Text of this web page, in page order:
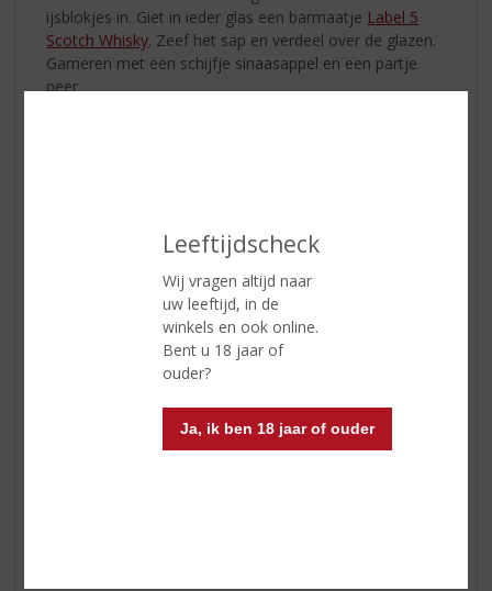
Leeftijdscheck
Wij vragen altijd naar
uw leeftijd, in de
winkels en ook online.
Bent u 18 jaar of
ouder?
Ja, ik ben 18 jaar of ouder
ijsblokjes in. Giet in ieder glas een barmaatje Label 5
Scotch Whisky. Zeef het sap en verdeel over de glazen.
Garneren met een schijfje sinaasappel en een partje
peer.